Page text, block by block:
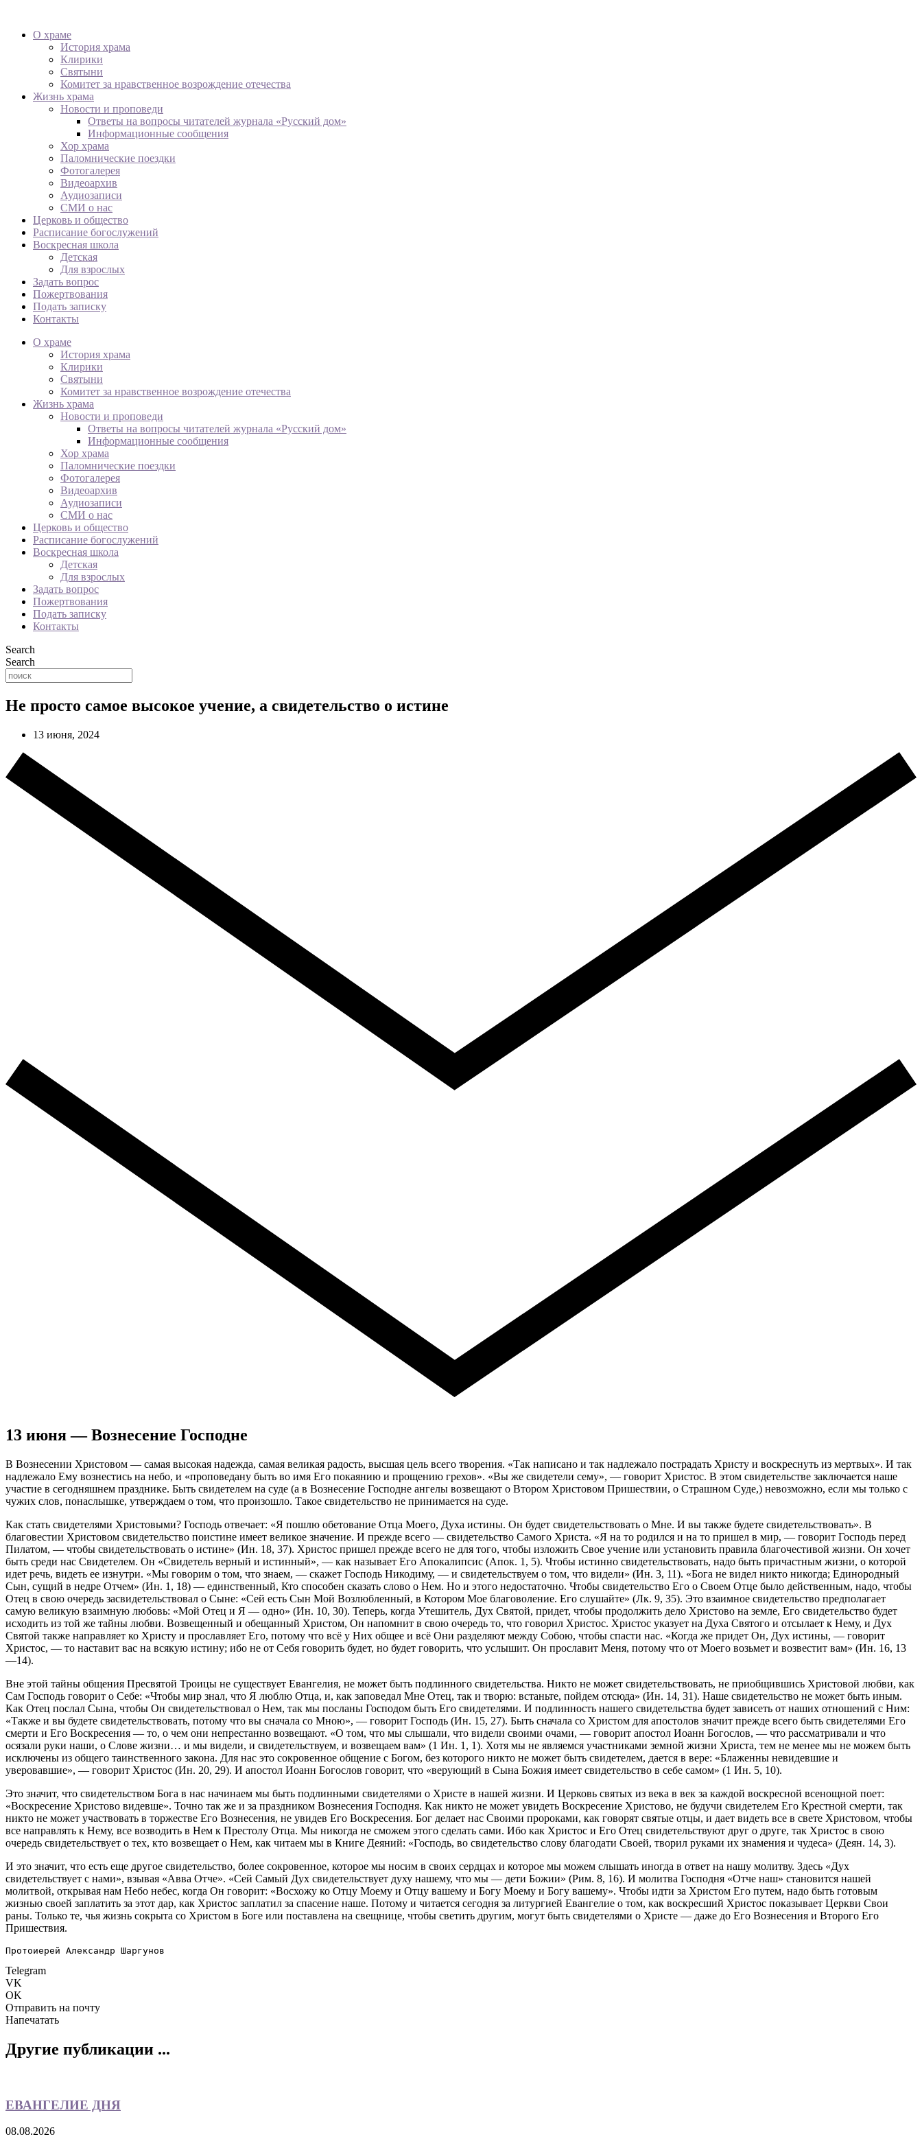
О храме
История храма
Клирики
Святыни
Комитет за нравственное возрождение отечества
Жизнь храма
Новости и проповеди
Ответы на вопросы читателей журнала «Русский дом»
Информационные сообщения
Хор храма
Паломнические поездки
Фотогалерея
Видеоархив
Аудиозаписи
СМИ о нас
Церковь и общество
Расписание богослужений
Воскресная школа
Детская
Для взрослых
Задать вопрос
Пожертвования
Подать записку
Контакты
О храме
История храма
Клирики
Святыни
Комитет за нравственное возрождение отечества
Жизнь храма
Новости и проповеди
Ответы на вопросы читателей журнала «Русский дом»
Информационные сообщения
Хор храма
Паломнические поездки
Фотогалерея
Видеоархив
Аудиозаписи
СМИ о нас
Церковь и общество
Расписание богослужений
Воскресная школа
Детская
Для взрослых
Задать вопрос
Пожертвования
Подать записку
Контакты
Search
Search
Не просто самое высокое учение, а свидетельство о истине
13 июня, 2024
13 июня — Вознесение Господне
В Вознесении Христовом — самая высокая надежда, самая великая радость, высшая цель всего творения. «Так написано и так надлежало пострадать Христу и воскреснуть из мертвых». И так
надлежало Ему вознестись на небо, и «проповедану быть во имя Его покаянию и прощению грехов». «Вы же свидетели сему», — говорит Христос. В этом свидетельстве заключается наше
участие в сегодняшнем празднике. Быть свидетелем на суде (а в Вознесение Господне ангелы возвещают о Втором Христовом Пришествии, о Страшном Суде,) невозможно, если мы только с
чужих слов, понаслышке, утверждаем о том, что произошло. Такое свидетельство не принимается на суде.
Как стать свидетелями Христовыми? Господь отвечает: «Я пошлю обетование Отца Моего, Духа истины. Он будет свидетельствовать о Мне. И вы также будете свидетельствовать». В
благовестии Христовом свидетельство поистине имеет великое значение. И прежде всего — свидетельство Самого Христа. «Я на то родился и на то пришел в мир, — говорит Господь перед
Пилатом, — чтобы свидетельствовать о истине» (Ин. 18, 37). Христос пришел прежде всего не для того, чтобы изложить Свое учение или установить правила благочестивой жизни. Он хочет
быть среди нас Свидетелем. Он «Свидетель верный и истинный», — как называет Его Апокалипсис (Апок. 1, 5). Чтобы истинно свидетельствовать, надо быть причастным жизни, о которой
идет речь, видеть ее изнутри. «Мы говорим о том, что знаем, — скажет Господь Никодиму, — и свидетельствуем о том, что видели» (Ин. 3, 11). «Бога не видел никто никогда; Единородный
Сын, сущий в недре Отчем» (Ин. 1, 18) — единственный, Кто способен сказать слово о Нем. Но и этого недостаточно. Чтобы свидетельство Его о Своем Отце было действенным, надо, чтобы
Отец в свою очередь засвидетельствовал о Сыне: «Сей есть Сын Мой Возлюбленный, в Котором Мое благоволение. Его слушайте» (Лк. 9, 35). Это взаимное свидетельство предполагает
самую великую взаимную любовь: «Мой Отец и Я — одно» (Ин. 10, 30). Теперь, когда Утешитель, Дух Святой, придет, чтобы продолжить дело Христово на земле, Его свидетельство будет
исходить из той же тайны любви. Возвещенный и обещанный Христом, Он напомнит в свою очередь то, что говорил Христос. Христос указует на Духа Святого и отсылает к Нему, и Дух
Святой также направляет ко Христу и прославляет Его, потому что всё у Них общее и всё Они разделяют между Собою, чтобы спасти нас. «Когда же придет Он, Дух истины, — говорит
Христос, — то наставит вас на всякую истину; ибо не от Себя говорить будет, но будет говорить, что услышит. Он прославит Меня, потому что от Моего возьмет и возвестит вам» (Ин. 16, 13
—14).
Вне этой тайны общения Пресвятой Троицы не существует Евангелия, не может быть подлинного свидетельства. Никто не может свидетельствовать, не приобщившись Христовой любви, как
Сам Господь говорит о Себе: «Чтобы мир знал, что Я люблю Отца, и, как заповедал Мне Отец, так и творю: встаньте, пойдем отсюда» (Ин. 14, 31). Наше свидетельство не может быть иным.
Как Отец послал Сына, чтобы Он свидетельствовал о Нем, так мы посланы Господом быть Его свидетелями. И подлинность нашего свидетельства будет зависеть от наших отношений с Ним:
«Также и вы будете свидетельствовать, потому что вы сначала со Мною», — говорит Господь (Ин. 15, 27). Быть сначала со Христом для апостолов значит прежде всего быть свидетелями Его
смерти и Его Воскресения — то, о чем они непрестанно возвещают. «О том, что мы слышали, что видели своими очами, — говорит апостол Иоанн Богослов, — что рассматривали и что
осязали руки наши, о Слове жизни… и мы видели, и свидетельствуем, и возвещаем вам» (1 Ин. 1, 1). Хотя мы не являемся участниками земной жизни Христа, тем не менее мы не можем быть
исключены из общего таинственного закона. Для нас это сокровенное общение с Богом, без которого никто не может быть свидетелем, дается в вере: «Блаженны невидевшие и
уверовавшие», — говорит Христос (Ин. 20, 29). И апостол Иоанн Богослов говорит, что «верующий в Сына Божия имеет свидетельство в себе самом» (1 Ин. 5, 10).
Это значит, что свидетельством Бога в нас начинаем мы быть подлинными свидетелями о Христе в нашей жизни. И Церковь святых из века в век за каждой воскресной всенощной поет:
«Воскресение Христово видевше». Точно так же и за праздником Вознесения Господня. Как никто не может увидеть Воскресение Христово, не будучи свидетелем Его Крестной смерти, так
никто не может участвовать в торжестве Его Вознесения, не увидев Его Воскресения. Бог делает нас Своими пророками, как говорят святые отцы, и дает видеть все в свете Христовом, чтобы
все направлять к Нему, все возводить в Нем к Престолу Отца. Мы никогда не сможем этого сделать сами. Ибо как Христос и Его Отец свидетельствуют друг о друге, так Христос в свою
очередь свидетельствует о тех, кто возвещает о Нем, как читаем мы в Книге Деяний: «Господь, во свидетельство слову благодати Своей, творил руками их знамения и чудеса» (Деян. 14, 3).
И это значит, что есть еще другое свидетельство, более сокровенное, которое мы носим в своих сердцах и которое мы можем слышать иногда в ответ на нашу молитву. Здесь «Дух
свидетельствует с нами», взывая «Авва Отче». «Сей Самый Дух свидетельствует духу нашему, что мы — дети Божии» (Рим. 8, 16). И молитва Господня «Отче наш» становится нашей
молитвой, открывая нам Небо небес, когда Он говорит: «Восхожу ко Отцу Моему и Отцу вашему и Богу Моему и Богу вашему». Чтобы идти за Христом Его путем, надо быть готовым
жизнью своей заплатить за этот дар, как Христос заплатил за спасение наше. Потому и читается сегодня за литургией Евангелие о том, как воскресший Христос показывает Церкви Свои
раны. Только те, чья жизнь сокрыта со Христом в Боге или поставлена на свещнице, чтобы светить другим, могут быть свидетелями о Христе — даже до Его Вознесения и Второго Его
Пришествия.
Протоиерей Александр Шаргунов
Telegram
VK
OK
Отправить на почту
Напечатать
Другие публикации ...
ЕВАНГЕЛИЕ ДНЯ
08.08.2026